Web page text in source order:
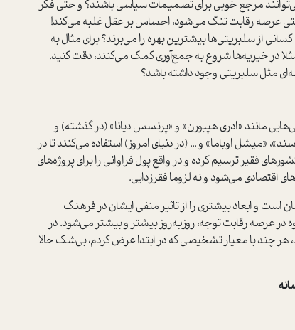
مرجع خوبی برای تصمیمات سیاسی باشند؟ و حتی فکر
عرصه رقابت تنگ می‌شود، احساس بر عقل غلبه می‌کند!
از سلبریتی‌ها بیشترین بهره را می‌برند؟ برای مثال به
در خیریه‌ها شروع به جمع‌آوری کمک می‌کنند، دقت کنید.
مثل سلبریتی وجود داشته باشد؟
مانند «ادری هپبورن» و «پرنسس دیانا» (در گذشته) و
«میشل اوباما» و ... (در دنیای امروز) استفاده می‌کنند تا در
فقیر ترسیم کرده و در واقع پول فراوانی را برای پروژه‌های
می‌شود و نه لزوما فقرزدایی.
و ابعاد بیشتری را از تاثیر منفی ایشان در فرهنگ
عرصه‌ رقابت توجه، روز‌به‌روز بیشتر و بیشتر می‌شود. در
هر چند با معیار تشخیصی که در ابتدا عرض کردم، بی‌شک حالا